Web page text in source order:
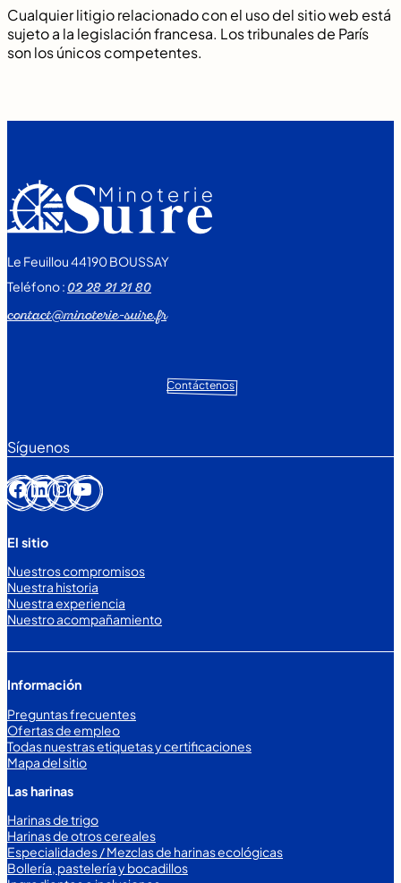
Cualquier litigio relacionado con el uso del sitio web está
sujeto a la legislación francesa. Los tribunales de París
son los únicos competentes.
Le Feuillou 44190 BOUSSAY
Teléfono :02 28 21 21 80
contact@minoterie-suire.fr
Contáctenos
Síguenos
Facebook LinkedIn InstagramYouTube
El sitio
Nuestros compromisos
Nuestra historia
Nuestra experiencia
Nuestro acompañamiento
Información
Preguntas frecuentes
Ofertas de empleo
Todas nuestras etiquetas y certificaciones
Mapa del sitio
Las harinas
Harinas de trigo
Harinas de otros cereales
Especialidades / Mezclas de harinas ecológicas
Bollería, pastelería y bocadillos